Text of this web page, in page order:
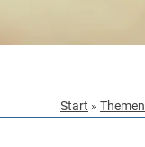
Start » Themen